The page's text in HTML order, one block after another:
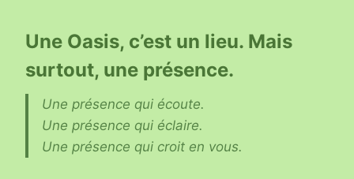
Une Oasis, c’est un lieu. Mais
surtout, une présence.
Une présence qui écoute.
Une présence qui éclaire.
Une présence qui croit en vous.